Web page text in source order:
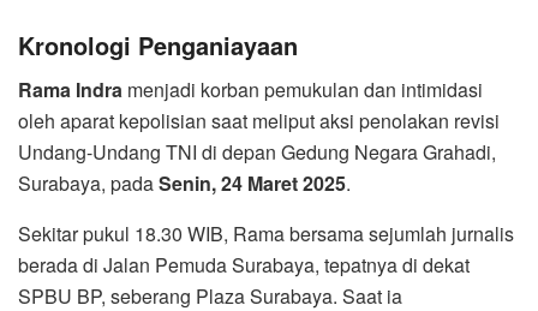
Kronologi Penganiayaan
Rama Indra menjadi korban pemukulan dan intimidasi
oleh aparat kepolisian saat meliput aksi penolakan revisi
Undang-Undang TNI di depan Gedung Negara Grahadi,
Surabaya, padaSenin, 24 Maret 2025.
Sekitar pukul 18.30 WIB, Rama bersama sejumlah jurnalis
berada di Jalan Pemuda Surabaya, tepatnya di dekat
SPBU BP, seberang Plaza Surabaya. Saat ia